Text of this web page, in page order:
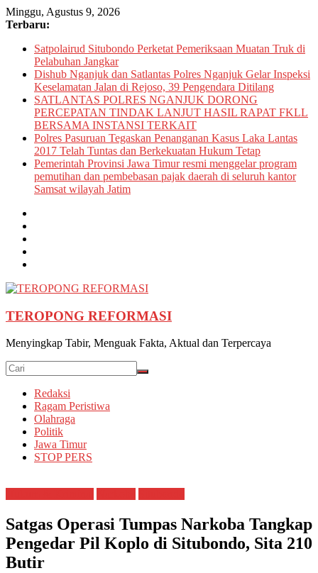
Skip
to
Minggu, Agustus 9, 2026
Terbaru:
Satpolairud Situbondo Perketat Pemeriksaan Muatan Truk di
Pelabuhan Jangkar
Dishub Nganjuk dan Satlantas Polres Nganjuk Gelar Inspeksi
Keselamatan Jalan di Rejoso, 39 Pengendara Ditilang
SATLANTAS POLRES NGANJUK DORONG
PERCEPATAN TINDAK LANJUT HASIL RAPAT FKLL
BERSAMA INSTANSI TERKAIT
Polres Pasuruan Tegaskan Penanganan Kasus Laka Lantas
2017 Telah Tuntas dan Berkekuatan Hukum Tetap
Pemerintah Provinsi Jawa Timur resmi menggelar program
pemutihan dan pembebasan pajak daerah di seluruh kantor
Samsat wilayah Jatim
TEROPONG REFORMASI
Menyingkap Tabir, Menguak Fakta, Aktual dan Terpercaya
Redaksi
Ragam Peristiwa
Olahraga
Politik
Jawa Timur
STOP PERS
Satgas Operasi Tumpas Narkoba Tangkap
Pengedar Pil Koplo di Situbondo, Sita 210
Butir